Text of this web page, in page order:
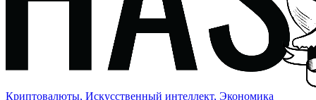
Криптовалюты, Искусственный интеллект, Экономика